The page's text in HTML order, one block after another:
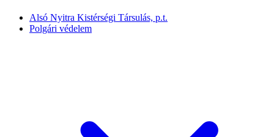
Alsó Nyitra Kistérségi Társulás, p.t.
Polgári védelem